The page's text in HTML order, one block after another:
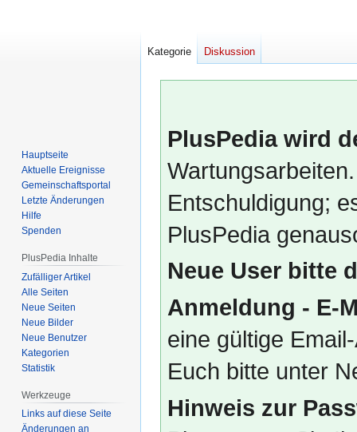
PlusPedia wird
Entschuldigung;
PlusPedia
Neue User bitte
Anmeldung - E-
eine gültige
Euch bitte unter
Hinweis zur
Kategorie Diskussion
Hauptseite
Aktuelle Ereignisse
Gemeinschafts­portal
Letzte Änderungen
Hilfe
Spenden
PlusPedia Inhalte
Zufälliger Artikel
Alle Seiten
Neue Seiten
Neue Bilder
Neue Benutzer
Kategorien
Statistik
Werkzeuge
Links auf diese Seite
Änderungen an